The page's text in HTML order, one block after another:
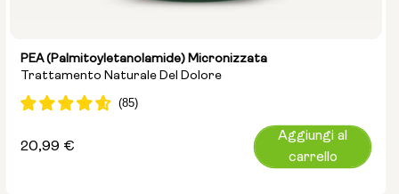
PEA (palmitoyletanolamide) Micronizzata
Trattamento Naturale Del Dolore
Prezzo
20,99 €
Aggiungi al
carrello